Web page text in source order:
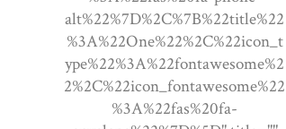
alt%22%7D%2C%7B%22title%22
%3A%22One%22%2C%22icon_t
ype%22%3A%22fontawesome%2
2%2C%22icon_fontawesome%22
%3A%22fas%20fa-